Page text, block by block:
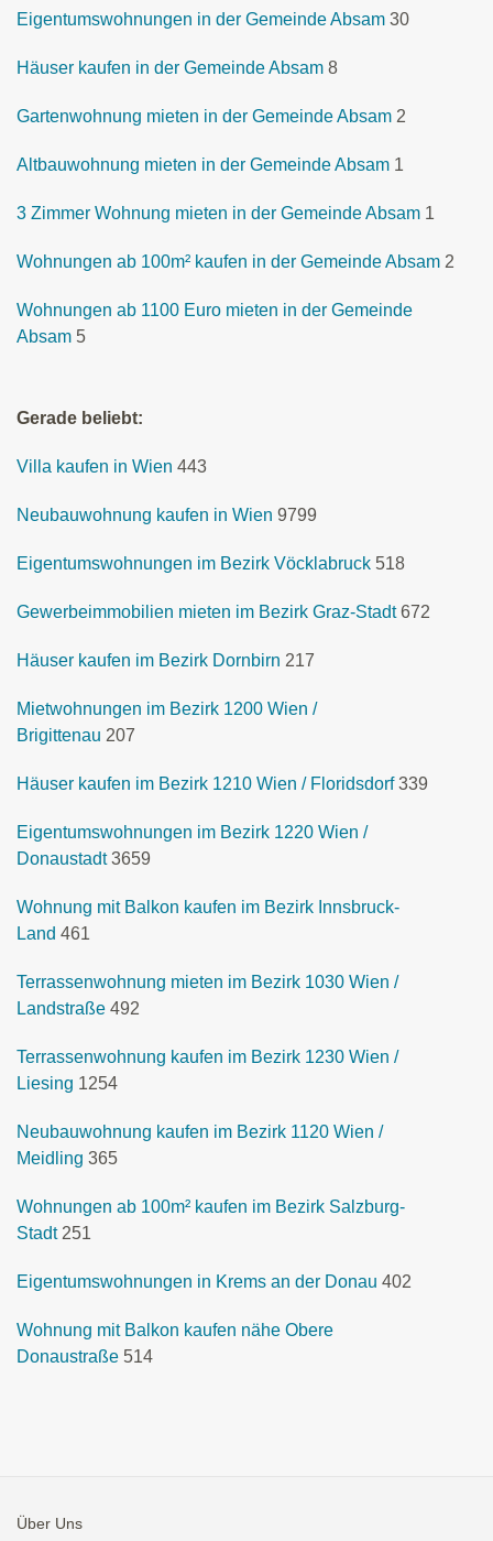
Eigentumswohnungen in der Gemeinde Absam 30
Häuser kaufen in der Gemeinde Absam 8
Gartenwohnung mieten in der Gemeinde Absam 2
Altbauwohnung mieten in der Gemeinde Absam 1
3 Zimmer Wohnung mieten in der Gemeinde Absam 1
Wohnungen ab 100m² kaufen in der Gemeinde Absam 2
Wohnungen ab 1100 Euro mieten in der Gemeinde
Absam 5
Gerade beliebt:
Villa kaufen in Wien 443
Neubauwohnung kaufen in Wien 9799
Eigentumswohnungen im Bezirk Vöcklabruck 518
Gewerbeimmobilien mieten im Bezirk Graz-Stadt 672
Häuser kaufen im Bezirk Dornbirn 217
Mietwohnungen im Bezirk 1200 Wien /
Brigittenau 207
Häuser kaufen im Bezirk 1210 Wien / Floridsdorf 339
Eigentumswohnungen im Bezirk 1220 Wien /
Donaustadt 3659
Wohnung mit Balkon kaufen im Bezirk Innsbruck-
Land 461
Terrassenwohnung mieten im Bezirk 1030 Wien /
Landstraße 492
Terrassenwohnung kaufen im Bezirk 1230 Wien /
Liesing 1254
Neubauwohnung kaufen im Bezirk 1120 Wien /
Meidling 365
Wohnungen ab 100m² kaufen im Bezirk Salzburg-
Stadt 251
Eigentumswohnungen in Krems an der Donau 402
Wohnung mit Balkon kaufen nähe Obere
Donaustraße 514
Über Uns